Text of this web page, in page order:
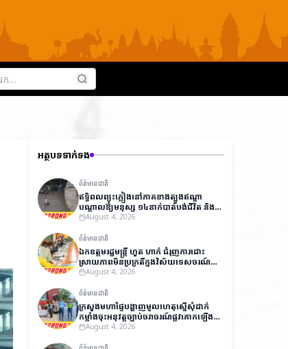
អត្ថបទទាក់ទង
ព័ត៌មានជាតិ
ឥទ្ធិពលព្យុះភ្លៀងនៅភាគខាងត្បូងឥណ្ឌា
បណ្តាលឱ្យមនុស្ស ១៤នាក់បាត់បង់ជីវិត និង
ជាង ៧,០០០នាក់ត្រូវជម្លៀសខ្លួនជាបន្ទាន់
August 4, 2026
ព័ត៌មានជាតិ
ឯកឧត្តមរដ្ឋមន្ត្រី ហួត ហាក់ ជំរុញការដោះ
ស្រាយភាពមិនប្រក្រតីក្នុងវិស័យទេសចរណ៍
ដើម្បីលើកកម្ពស់ប្រសិទ្ធភាពការងារ និងការ
August 4, 2026
ព័ត៌មានជាតិ
ក្រសួងមហាផ្ទៃបង្ហាញមូលហេតុស្នើសុំដាក់
កម្លាំងចុះអនុវត្តច្បាប់ចរាចរណ៍ផ្លូវគោកឡើង
វិញAugust 4, 2026